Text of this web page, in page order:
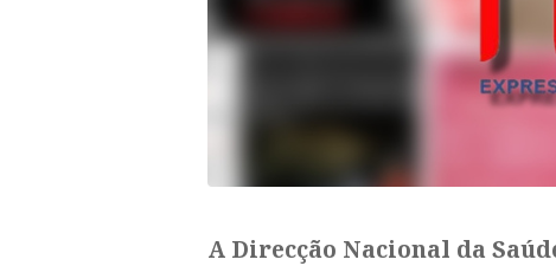
A Direcção Nacional da